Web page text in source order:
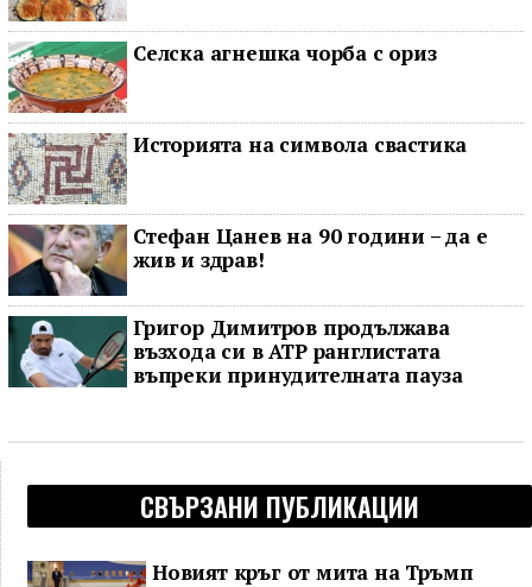
Селска агнешка чорба с ориз
Историята на символа свастика
Стефан Цанев на 90 години – да е
жив и здрав!
Григор Димитров продължава
възхода си в ATP ранглистата
въпреки принудителната пауза
СВЪРЗАНИ ПУБЛИКАЦИИ
Новият кръг от мита на Тръмп